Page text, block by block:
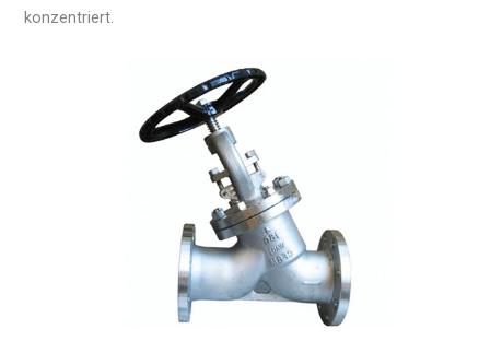
konzentriert.